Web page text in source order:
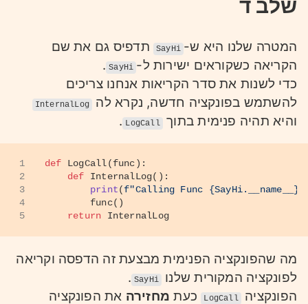
שלב ד
המטרה שלנו היא ש- SayHi
תדפיס גם את שם
הקריאה כשקוראים ישירות ל- SayHi
.
כדי לשנות את סדר הקריאות אנחנו צריכים
להשתמש בפונקציה חדשה, נקרא לה
InternalLog
והיא תהיה פנימית בתוך LogCall
.
1
2
3
4
5
def LogCall(func):
def
InternalLog():
print(f"Calling Func {SayHi.__name__}
        func()
return InternalLog
מה שהפונקציה הפנימית מבצעת זה הדפסה וקריאה
לפונקציה המקורית שלנו SayHi
.
הפונקציה LogCall כעת מחזירה את הפונקציה